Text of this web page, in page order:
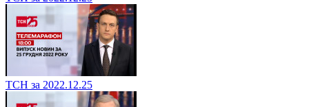
ТСН за 2022.12.25